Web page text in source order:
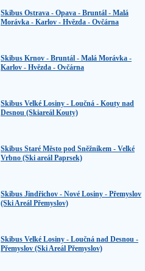
Skibus Ostrava - Opava - Bruntál - Malá
Morávka - Karlov - Hvězda - Ovčárna
Skibus Krnov - Bruntál - Malá Morávka -
Karlov - Hvězda - Ovčárna
Skibus Velké Losiny - Loučná - Kouty nad
Desnou (Skiareál Kouty)
Skibus Staré Město pod Sněžníkem - Velké
Vrbno (Ski areál Paprsek)
Skibus Jindřichov - Nové Losiny - Přemyslov
(Ski Areál Přemyslov)
Skibus Velké Losiny - Loučná nad Desnou -
Přemyslov (Ski Areál Přemyslov)